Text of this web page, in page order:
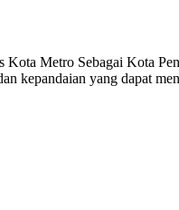
Metro Sebagai Kota
kepandaian yang dapat